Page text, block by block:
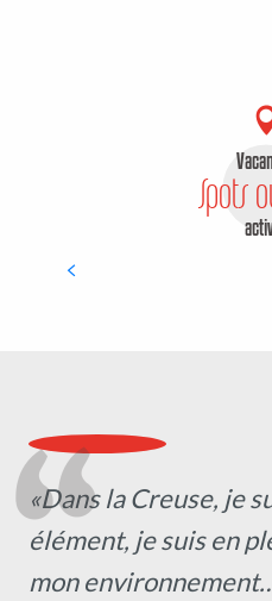
Spots
La
«Dans la Creuse, je
élément, je suis en
mon